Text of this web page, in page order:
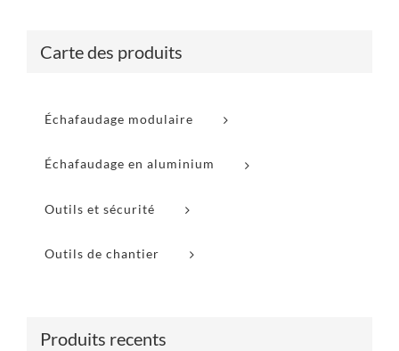
Carte des produits
Échafaudage modulaire
Échafaudage en aluminium
Outils et sécurité
Outils de chantier
Produits recents